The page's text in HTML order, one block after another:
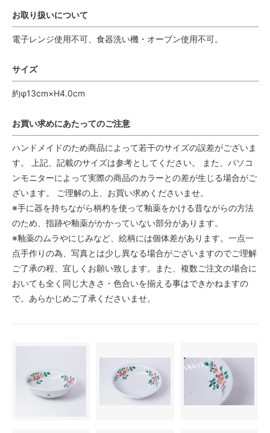
お取り扱いについて
電子レンジ使用不可、食器洗い機・オーブン使用不可。
サイズ
約φ13cm×H4.0cm
お買い求めにあたってのご注意
ハンドメイドのため商品によって若干のサイズの誤差がございま
す。 上記、記載のサイズは参考としてください。 また、パソコ
ンモニターによって実際の商品のカラーとの差が生じる場合がご
ざいます。 ご理解の上、お買い求めくださいませ。
※手に器を持ちながら柄杓を使って釉薬をかける昔ながらの方法
のため、指跡や釉薬がかかっていない部分があります。
※釉薬のムラやにじみなど、絵柄には個体差があります。一点一
点手作りの為、写真とは少し異なる場合がございますのでご理解
ご了承の程、宜しくお願い致します。また、複数ご注文の場合に
おいても全く同じ大きさ・色合いを揃える事はできかねますの
で。あらかじめご了承くださいませ。